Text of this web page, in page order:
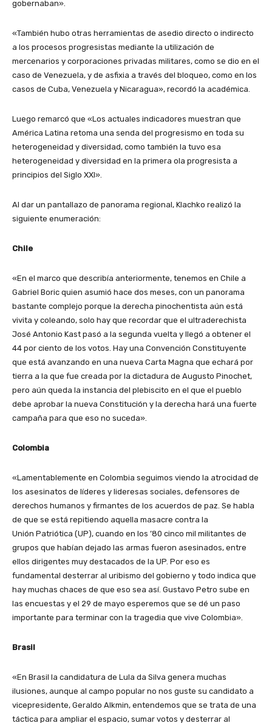
gobernaban».
«También hubo otras herramientas de asedio directo o indirecto
a los procesos progresistas mediante la utilización de
mercenarios y corporaciones privadas militares, como se dio en el
caso de Venezuela, y de asfixia a través del bloqueo, como en los
casos de Cuba, Venezuela y Nicaragua», recordó la académica.
Luego remarcó que «Los actuales indicadores muestran que
América Latina retoma una senda del progresismo en toda su
heterogeneidad y diversidad, como también la tuvo esa
heterogeneidad y diversidad en la primera ola progresista a
principios del Siglo XXI».
Al dar un pantallazo de panorama regional, Klachko realizó la
siguiente enumeración:
Chile
«En el marco que describía anteriormente, tenemos en Chile a
Gabriel Boric quien asumió hace dos meses, con un panorama
bastante complejo porque la derecha pinochentista aún está
vivita y coleando, solo hay que recordar que el ultraderechista
José Antonio Kast pasó a la segunda vuelta y llegó a obtener el
44 por ciento de los votos. Hay una Convención Constituyente
que está avanzando en una nueva Carta Magna que echará por
tierra a la que fue creada por la dictadura de Augusto Pinochet,
pero aún queda la instancia del plebiscito en el que el pueblo
debe aprobar la nueva Constitución y la derecha hará una fuerte
campaña para que eso no suceda».
Colombia
«Lamentablemente en Colombia seguimos viendo la atrocidad de
los asesinatos de líderes y lideresas sociales, defensores de
derechos humanos y firmantes de los acuerdos de paz. Se habla
de que se está repitiendo aquella masacre contra la
Unión Patriótica (UP), cuando en los ’80 cinco mil militantes de
grupos que habían dejado las armas fueron asesinados, entre
ellos dirigentes muy destacados de la UP. Por eso es
fundamental desterrar al uribismo del gobierno y todo indica que
hay muchas chaces de que eso sea así. Gustavo Petro sube en
las encuestas y el 29 de mayo esperemos que se dé un paso
importante para terminar con la tragedia que vive Colombia».
Brasil
«En Brasil la candidatura de Lula da Silva genera muchas
ilusiones, aunque al campo popular no nos guste su candidato a
vicepresidente, Geraldo Alkmin, entendemos que se trata de una
táctica para ampliar el espacio, sumar votos y desterrar al